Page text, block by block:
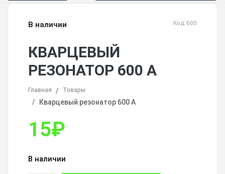
В наличии Код 600
КВАРЦЕВЫЙ
РЕЗОНАТОР 600 А
Главная Товары
Кварцевый резонатор 600 А
15₽
В наличии